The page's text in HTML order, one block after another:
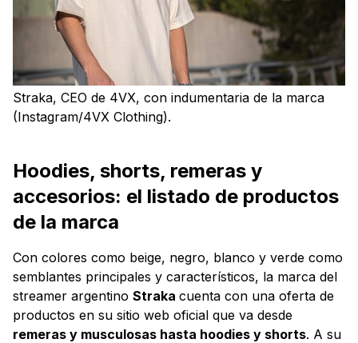
Straka, CEO de 4VX, con indumentaria de la marca
(Instagram/4VX Clothing).
Hoodies, shorts, remeras y
accesorios: el listado de productos
de la marca
Con colores como beige, negro, blanco y verde como
semblantes principales y característicos, la marca del
streamer argentino Straka cuenta con una oferta de
productos en su sitio web oficial que va desde
remeras y musculosas hasta hoodies y shorts. A su